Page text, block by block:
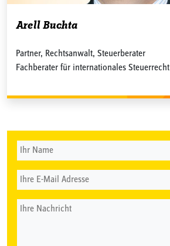
Arell Buchta
Partner, Rechtsanwalt, Steuerberater
Fachberater für internationales Steuerrecht